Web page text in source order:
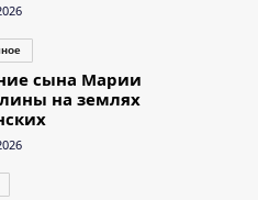
сына Марии
на землях